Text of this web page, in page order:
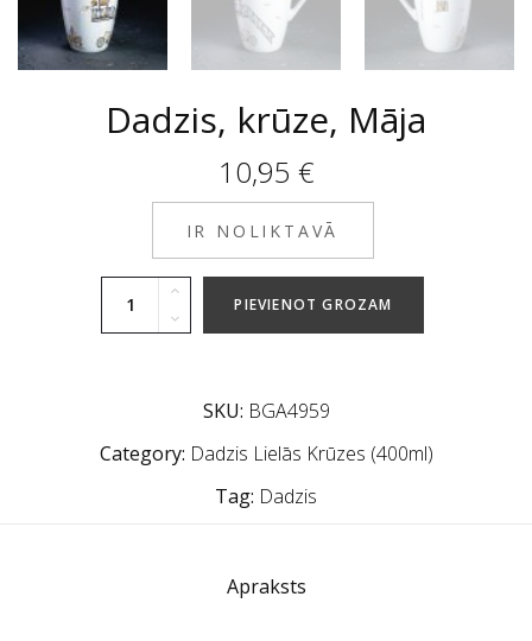
Dadzis, krūze, Māja
10,95 €
IR NOLIKTAVĀ
PIEVIENOT GROZAM
SKU: BGA4959
Category: Dadzis Lielās Krūzes (400ml)
Tag: Dadzis
Apraksts